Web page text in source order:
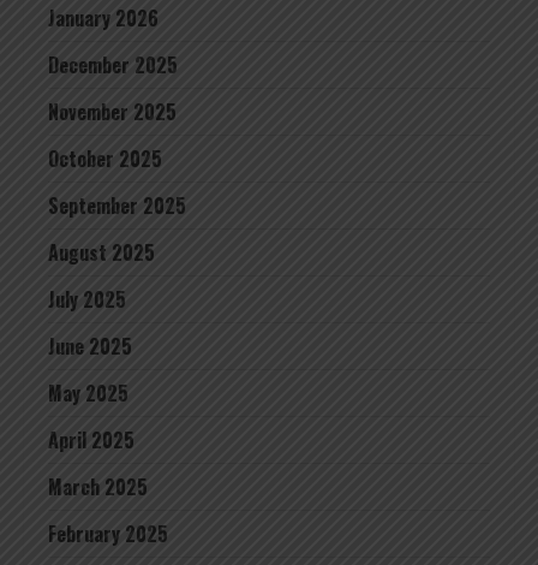
January 2026
December 2025
November 2025
October 2025
September 2025
August 2025
July 2025
June 2025
May 2025
April 2025
March 2025
February 2025